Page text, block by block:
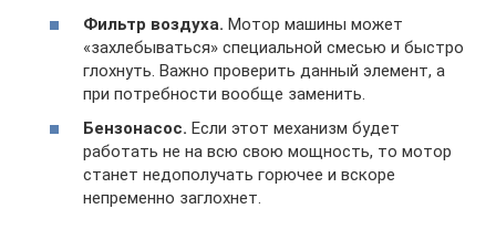
Фильтр воздуха. Мотор машины может
«захлебываться» специальной смесью и быстро
глохнуть. Важно проверить данный элемент, а
при потребности вообще заменить.
Бензонасос. Если этот механизм будет
работать не на всю свою мощность, то мотор
станет недополучать горючее и вскоре
непременно заглохнет.